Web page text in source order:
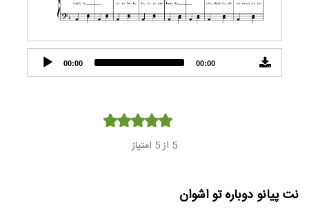
Audio
Player
00:00 00:00
5 از 5 امتیاز
نت پیانو دوباره تو اشوان